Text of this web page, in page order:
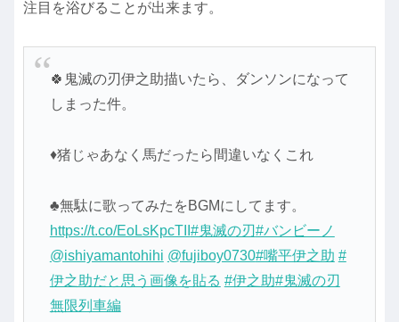
注目を浴びることが出来ます。
🍀鬼滅の刃伊之助描いたら、ダンソンになって
しまった件。
♦猪じゃあなく馬だったら間違いなくこれ
♣無駄に歌ってみたをBGMにしてます。
https://t.co/EoLsKpcTII #鬼滅の刃#バンビーノ
@ishiyamantohihi @fujiboy0730#嘴平伊之助 #
伊之助だと思う画像を貼る #伊之助#鬼滅の刃
無限列車編